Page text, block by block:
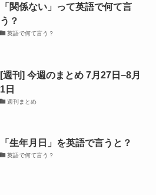
「関係ない」って英語で何て言
う？
英語で何て言う？
[週刊] 今週のまとめ 7月27日−8月
1日
週刊まとめ
「生年月日」を英語で言うと？
英語で何て言う？